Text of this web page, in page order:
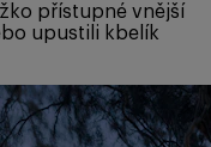
přístupné vnější
upustili kbelík